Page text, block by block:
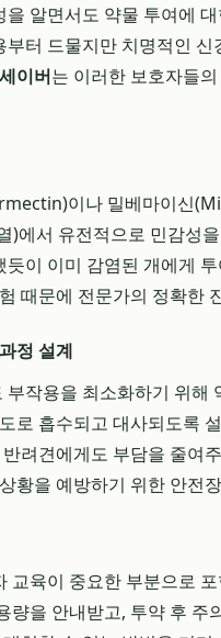
알면서도 약물 투여에
터 드물지만 치명적인
이버는 이러한 보호자들
이나 밀베마이신
)에서 유전적으로 민감성
이 이미 감염된 개에게
때문에 전문가의 정확한
정 설계
작용을 최소화하기 위해
로 흡수되고 대사되도록
려견에게도 부담을 줄여
황을 예방하기 위한 안전
육이 중요한 부분으로
량을 안내받고, 투약 후 주